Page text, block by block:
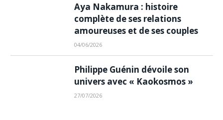
Aya Nakamura : histoire
complète de ses relations
amoureuses et de ses couples
04/06/2026
Philippe Guénin dévoile son
univers avec « Kaokosmos »
27/07/2026